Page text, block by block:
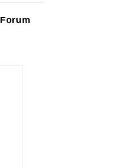
Forum